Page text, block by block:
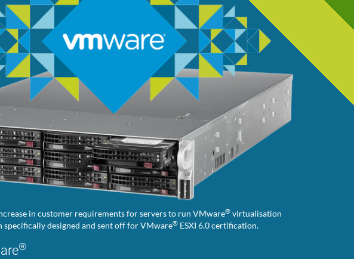
in customer requirements for servers to run VMware® virtualisation
specifically designed and sent off for VMware® ESXI 6.0 certification.
®